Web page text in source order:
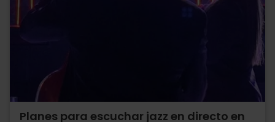
Planes para escuchar jazz en directo en